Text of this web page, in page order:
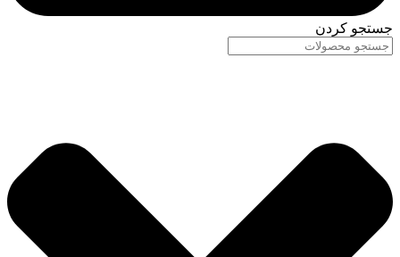
جستجو کردن